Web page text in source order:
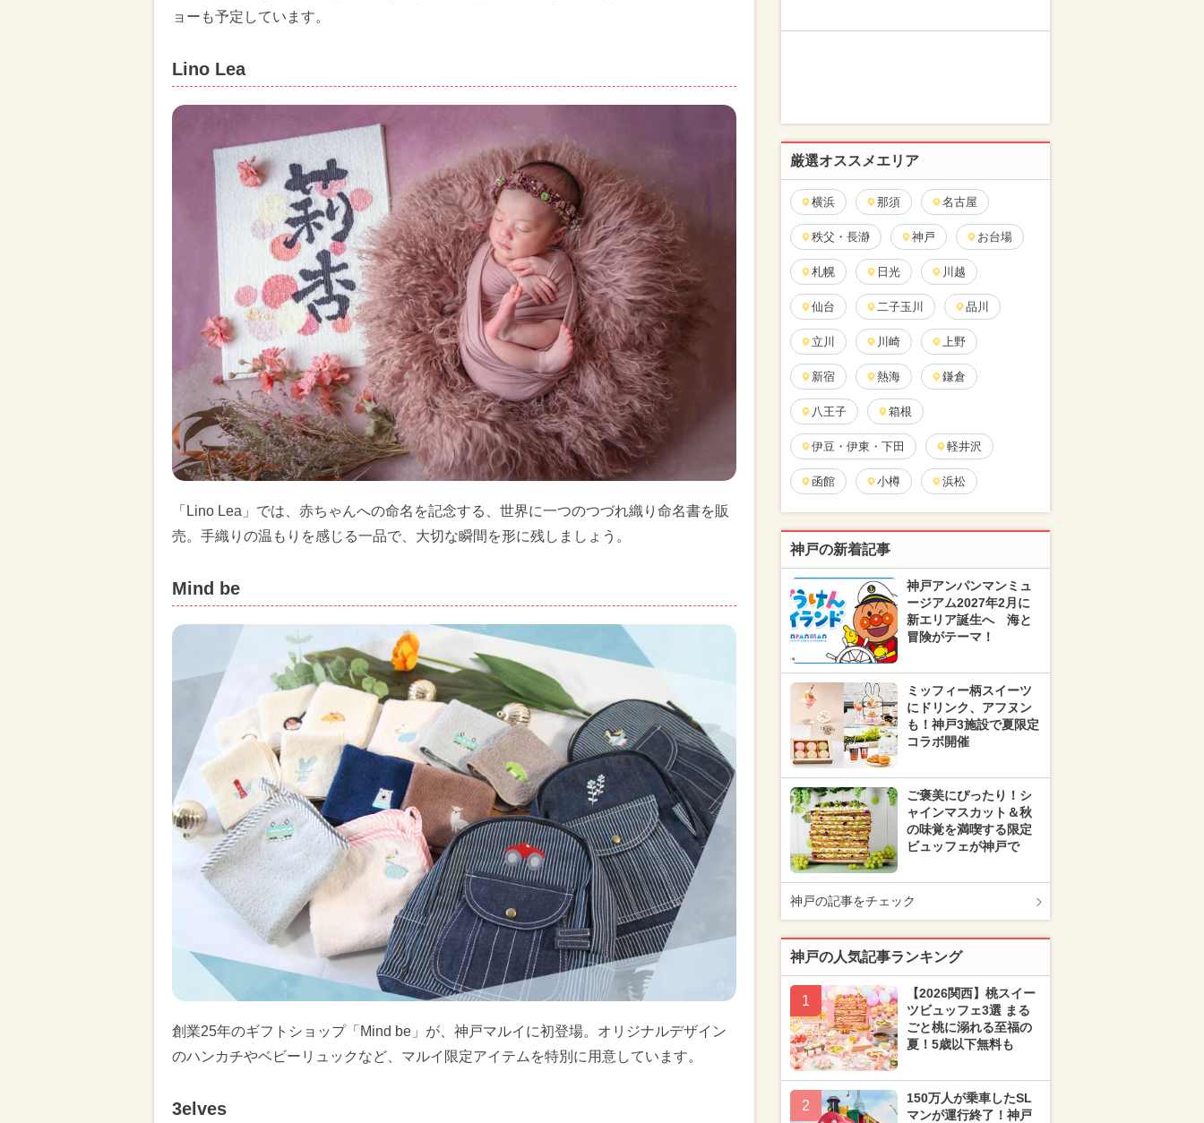
ョーも予定しています。
Lino Lea
「Lino Lea」では、赤ちゃんへの命名を記念する、世界に一つのつづれ織り命名書を販
売。手織りの温もりを感じる一品で、大切な瞬間を形に残しましょう。
Mind be
創業25年のギフトショップ「Mind be」が、神戸マルイに初登場。オリジナルデザイン
のハンカチやベビーリュックなど、マルイ限定アイテムを特別に用意しています。
3elves
厳選オススメエリア
横浜 那須 名古屋
秩父・長瀞 神戸 お台場
札幌 日光 川越
仙台 二子玉川 品川
立川 川崎 上野
新宿 熱海 鎌倉
八王子 箱根
伊豆・伊東・下田 軽井沢
函館 小樽 浜松
神戸の新着記事
神戸アンパンマンミュ
ージアム2027年2月に
新エリア誕生へ 海と
冒険がテーマ！
ミッフィー柄スイーツ
にドリンク、アフヌン
も！神戸3施設で夏限定
コラボ開催
ご褒美にぴったり！シ
ャインマスカット＆秋
の味覚を満喫する限定
ビュッフェが神戸で
神戸の記事をチェック
神戸の人気記事ランキング
1
【2026関西】桃スイー
ツビュッフェ3選 まる
ごと桃に溺れる至福の
夏！5歳以下無料も
2
150万人が乗車したSL
マンが運行終了！神戸